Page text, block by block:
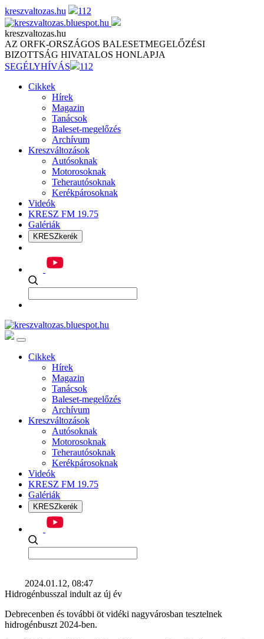
Skip
to
content
kreszvaltozas.hu 112
kreszvaltozas.hu
AZ ORFK-ORSZÁGOS BALESETMEGELŐZÉSI
BIZOTTSÁG HIVATALOS HONLAPJA
SEGÉLYHÍVÁS
112
Cikkek
Hírek
Magazin
Tanácsok
Baleset-megelőzés
Archívum
Kreszváltozások
Autósoknak
Motorosoknak
Teherautósoknak
Kerékpárosoknak
Videók
KRESZ FM 19.75
Galériák
KRESZkerék
Cikkek
Hírek
Magazin
Tanácsok
Baleset-megelőzés
Archívum
Kreszváltozások
Autósoknak
Motorosoknak
Teherautósoknak
Kerékpárosoknak
Videók
KRESZ FM 19.75
Galériák
KRESZkerék
2024.01.12, 08:47
Hidrogénbusszal indult az új év
Debrecenben és további öt vidéki nagyvárosban tesztelnek
hidrogénbuszt 2024-ben.